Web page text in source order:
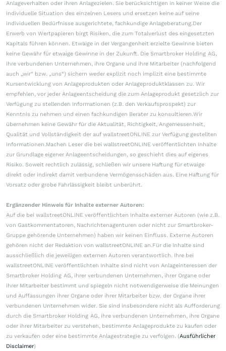
Anlageverhalten oder ihren Anlagezielen. Sie berücksichtigen in keiner Weise die
individuelle Situation des einzelnen Lesers und ersetzen keine auf seine
individuellen Bedürfnisse ausgerichtete, fachkundige Anlageberatung.Der
Erwerb von Wertpapieren birgt Risiken, die zum Totalverlust des eingesetzten
Kapitals führen können. Etwaige in der Vergangenheit erzielte Gewinne bieten
keine Gewähr für etwaige Gewinne in der Zukunft. Die Smartbroker Holding AG,
ihre verbundenen Unternehmen, ihre Organe und ihre Mitarbeiter (nachfolgend
auch „wir“ bzw. „uns“) sichern weder explizit noch implizit eine bestimmte
Kursentwicklung von Anlageprodukten oder Anlageproduktklassen zu. Wir
empfehlen, vor jeder Anlageentscheidung die zum Anlageprodukt gesetzlich zur
Verfügung zu stellenden Informationen (z.B. den Verkaufsprospekt) zur
Kenntnis zu nehmen und einen fachkundigen Berater zu konsultieren.Wir
übernehmen keine Gewähr für die Aktualität, Richtigkeit, Angemessenheit,
Qualität und Vollständigkeit der auf wallstreetONLINE zur Verfügung gestellten
Informationen.Machen Leser die bei wallstreetONLINE veröffentlichten Inhalte
zur Grundlage eigener Anlageentscheidungen, so geschieht dies auf eigenes
Risiko. Soweit rechtlich zulässig, schließen wir unsere Haftung für etwaige
direkt oder indirekt damit verbundene Vermögensschäden aus. Eine Haftung für
Vorsatz oder grobe Fahrlässigkeit bleibt unberührt.
Ergänzender Hinweis für Inhalte externer Autoren:
Auf die bei wallstreetONLINE veröffentlichten Inhalte externer Autoren (wie z.B.
von Gastkommentatoren, Nachrichtenagenturen oder nicht zur Smartbroker-
Gruppe gehörende Unternehmen) haben wir keinen Einfluss. Externe Autoren
gehören nicht der Redaktion von wallstreetONLINE an.Für die Inhalte sind
ausschließlich die jeweiligen externen Autoren verantwortlich. Ihre bei
wallstreetONLINE veröffentlichten Inhalte sind nicht von Anlageinteressen der
Smartbroker Holding AG, ihrer verbundenen Unternehmen, ihrer Organe oder
ihrer Mitarbeiter bestimmt und spiegeln nicht notwendigerweise die Meinungen
und Auffassungen ihrer Organe oder ihrer Mitarbeiter bzw. der Organe ihrer
verbundenen Unternehmen wider. Sie sind insbesondere nicht als Aufforderung
durch die Smartbroker Holding AG, ihre verbundenen Unternehmen, ihre Organe
oder ihrer Mitarbeiter zu verstehen, bestimmte Anlageprodukte zu kaufen oder
zu verkaufen oder eine bestimmte Anlagestrategie zu verfolgen. (Ausführlicher
Disclaimer)